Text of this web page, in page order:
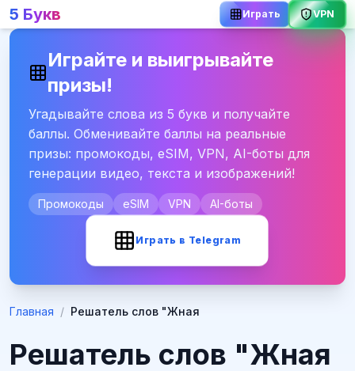
5 Букв Играть VPN
Играйте и выигрывайте
призы!
Угадывайте слова из 5 букв и получайте
баллы. Обменивайте баллы на реальные
призы: промокоды, eSIM, VPN, AI-боты для
генерации видео, текста и изображений!
Промокоды eSIM VPN AI-боты
Играть в Telegram
Главная / Решатель слов "Жная
Решатель слов "Жная